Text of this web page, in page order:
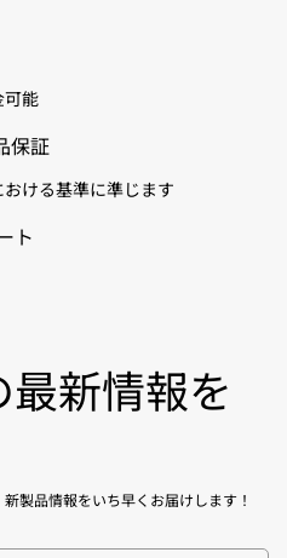
可能
保証
ける基準に準じます
ト
新情報を
製品情報をいち早くお届けします！